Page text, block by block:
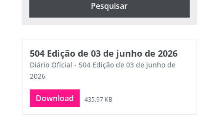
Pesquisar
504 Edição de 03 de junho de 2026
Diário Oficial - 504 Edição de 03 de junho de
2026
Download 435.97 KB